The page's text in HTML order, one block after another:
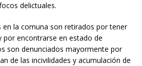
delictuales.
en la comuna son retirados por tener
por encontrarse en estado de
son denunciados mayormente por
de las incivilidades y acumulación de